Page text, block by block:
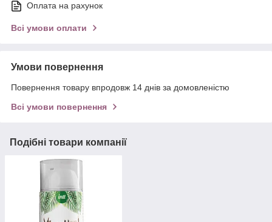
Оплата на рахунок
Всі умови оплати
Умови повернення
Повернення товару впродовж 14 днів за домовленістю
Всі умови повернення
Подібні товари компанії